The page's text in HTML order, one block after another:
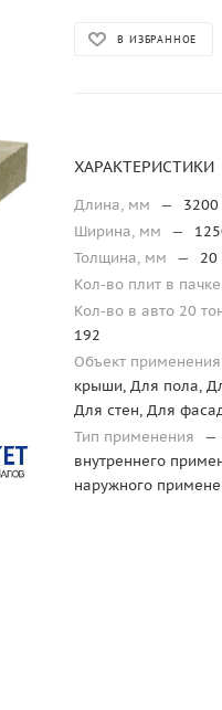
В ИЗБРАННОЕ
ХАРАКТЕРИСТИКИ
Длина, мм —
3200
Ширина, мм
—
Толщина, мм
—
20
Кол-во плит в
Кол-во в авто 20
192
Объект
крыши, Для пола,
Для стен, Для
Тип применения
—
внутреннего
наружного